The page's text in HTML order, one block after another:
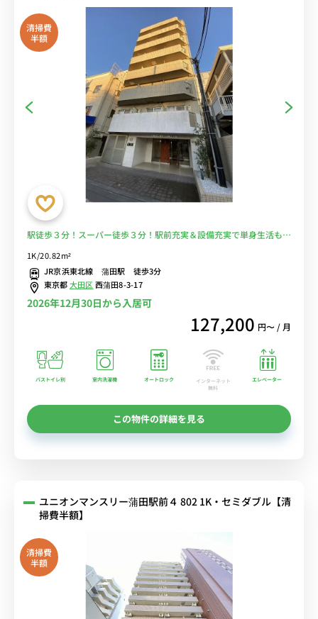
清掃費
半額
駅徒歩３分！スーパー徒歩３分！駅前充実＆設備充実で単身生活も充
1K/20.82m²
JR京浜東北線 蒲田駅 徒歩3分
東京都大田区西蒲田8-3-17
2026年12月30日から入居可
127,200 円〜 / 月
バストイレ別 室内洗濯機 オートロック
インターネット
無料
エレベーター
この物件の詳細を見る
ユニオンマンスリー蒲田駅前４ 802 1K・セミダブル【清
掃費半額】
清掃費
半額